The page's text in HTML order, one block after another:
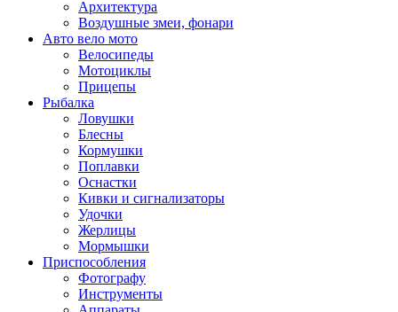
Архитектура
Воздушные змеи, фонари
Авто вело мото
Велосипеды
Мотоциклы
Прицепы
Рыбалка
Ловушки
Блесны
Кормушки
Поплавки
Оснастки
Кивки и сигнализаторы
Удочки
Жерлицы
Мормышки
Приспособления
Фотографу
Инструменты